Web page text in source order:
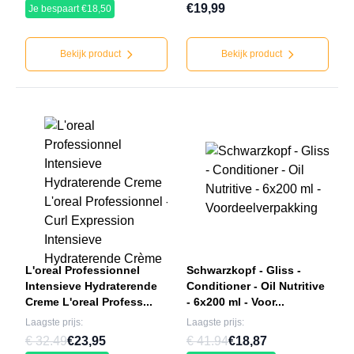
Je bespaart €18,50
Bekijk product
€19,99
Bekijk product
L'oreal Professionnel
Intensieve Hydraterende
Creme L'oreal Profess...
Laagste prijs:
€ 32.49€23,95
Schwarzkopf - Gliss -
Conditioner - Oil Nutritive
- 6x200 ml - Voor...
Laagste prijs:
€ 41.94€18,87